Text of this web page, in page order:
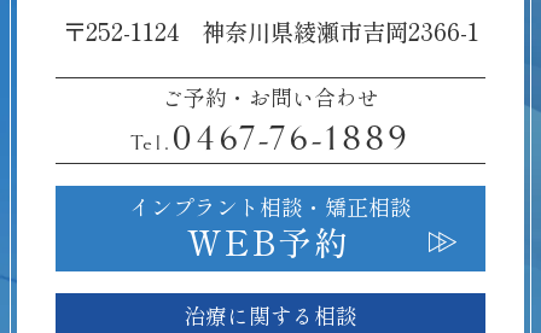
〒252-1124 神奈川県綾瀬市吉岡2366-1
ご予約・お問い合わせ
Tel. 0467-76-1889
インプラント相談・ 矯正相談
WEB予約
治療に関する相談